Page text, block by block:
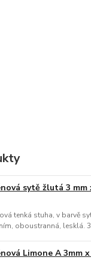
sytě žlutá 3 mm
tenká stuha, v barvě
oboustranná, lesklá. 3
Limone A 3mm